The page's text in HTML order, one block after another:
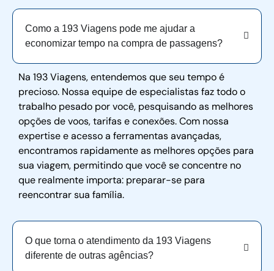
Como a 193 Viagens pode me ajudar a
economizar tempo na compra de passagens?
Na 193 Viagens, entendemos que seu tempo é
precioso. Nossa equipe de especialistas faz todo o
trabalho pesado por você, pesquisando as melhores
opções de voos, tarifas e conexões. Com nossa
expertise e acesso a ferramentas avançadas,
encontramos rapidamente as melhores opções para
sua viagem, permitindo que você se concentre no
que realmente importa: preparar-se para
reencontrar sua família.
O que torna o atendimento da 193 Viagens
diferente de outras agências?